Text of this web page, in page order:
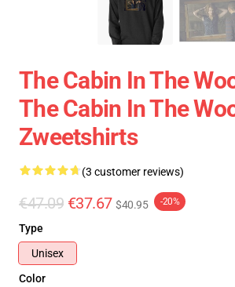
The Cabin In The
The Cabin In The
Zweetshirts
(3 customer reviews)
€47.09 €37.67 $40.95 -20%
Type
Unisex
Color